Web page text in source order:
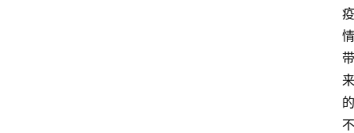
疫
情
带
来
的
不